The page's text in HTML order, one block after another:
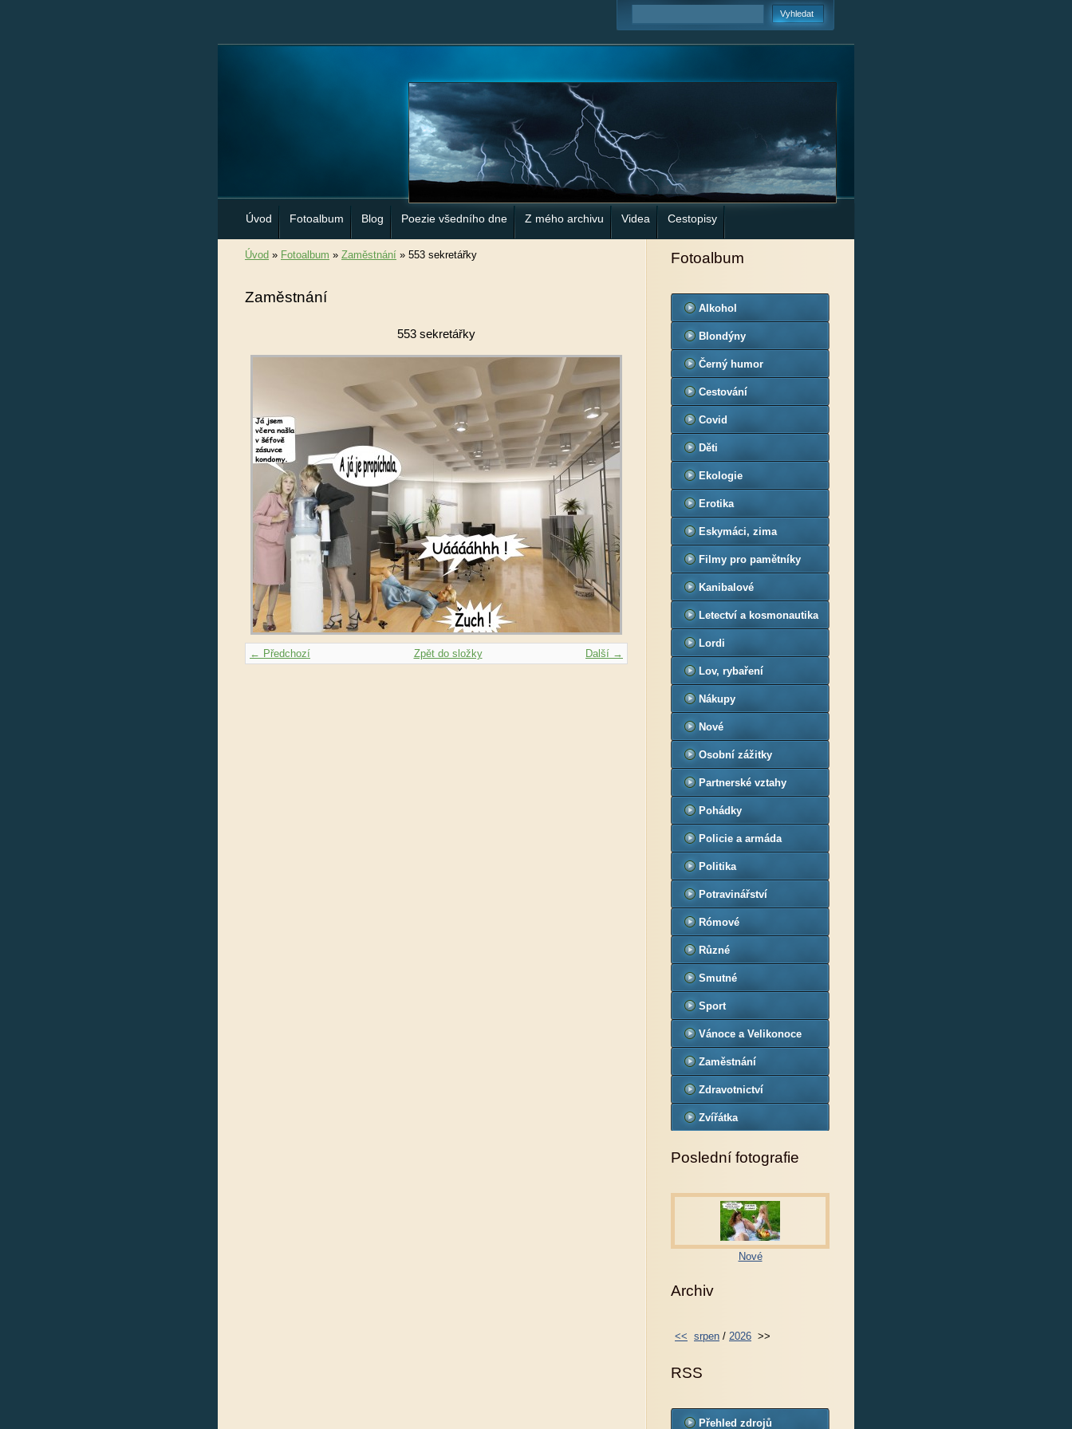
Úvod Fotoalbum Blog Poezie všedního dne Z mého archivu Videa Cestopisy
Úvod » Fotoalbum » Zaměstnání » 553 sekretářky
Zaměstnání
553 sekretářky
← Předchozí Další →
Zpět do složky
Fotoalbum
Alkohol
Blondýny
Černý humor
Cestování
Covid
Děti
Ekologie
Erotika
Eskymáci, zima
Filmy pro pamětníky
Kanibalové
Letectví a kosmonautika
Lordi
Lov, rybaření
Nákupy
Nové
Osobní zážitky
Partnerské vztahy
Pohádky
Policie a armáda
Politika
Potravinářství
Rómové
Různé
Smutné
Sport
Vánoce a Velikonoce
Zaměstnání
Zdravotnictví
Zvířátka
Poslední fotografie
Nové
Archiv
<< srpen / 2026 >>
RSS
Přehled zdrojů